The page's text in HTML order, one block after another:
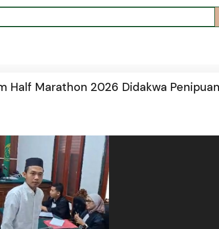
Half Marathon 2026 Didakwa